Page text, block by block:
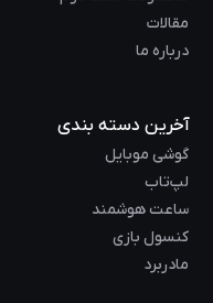
مقالات
درباره ما
آخرین دسته بندی
گوشی موبایل
لپ‌تاب
ساعت هوشمند
کنسول بازی
مادربرد